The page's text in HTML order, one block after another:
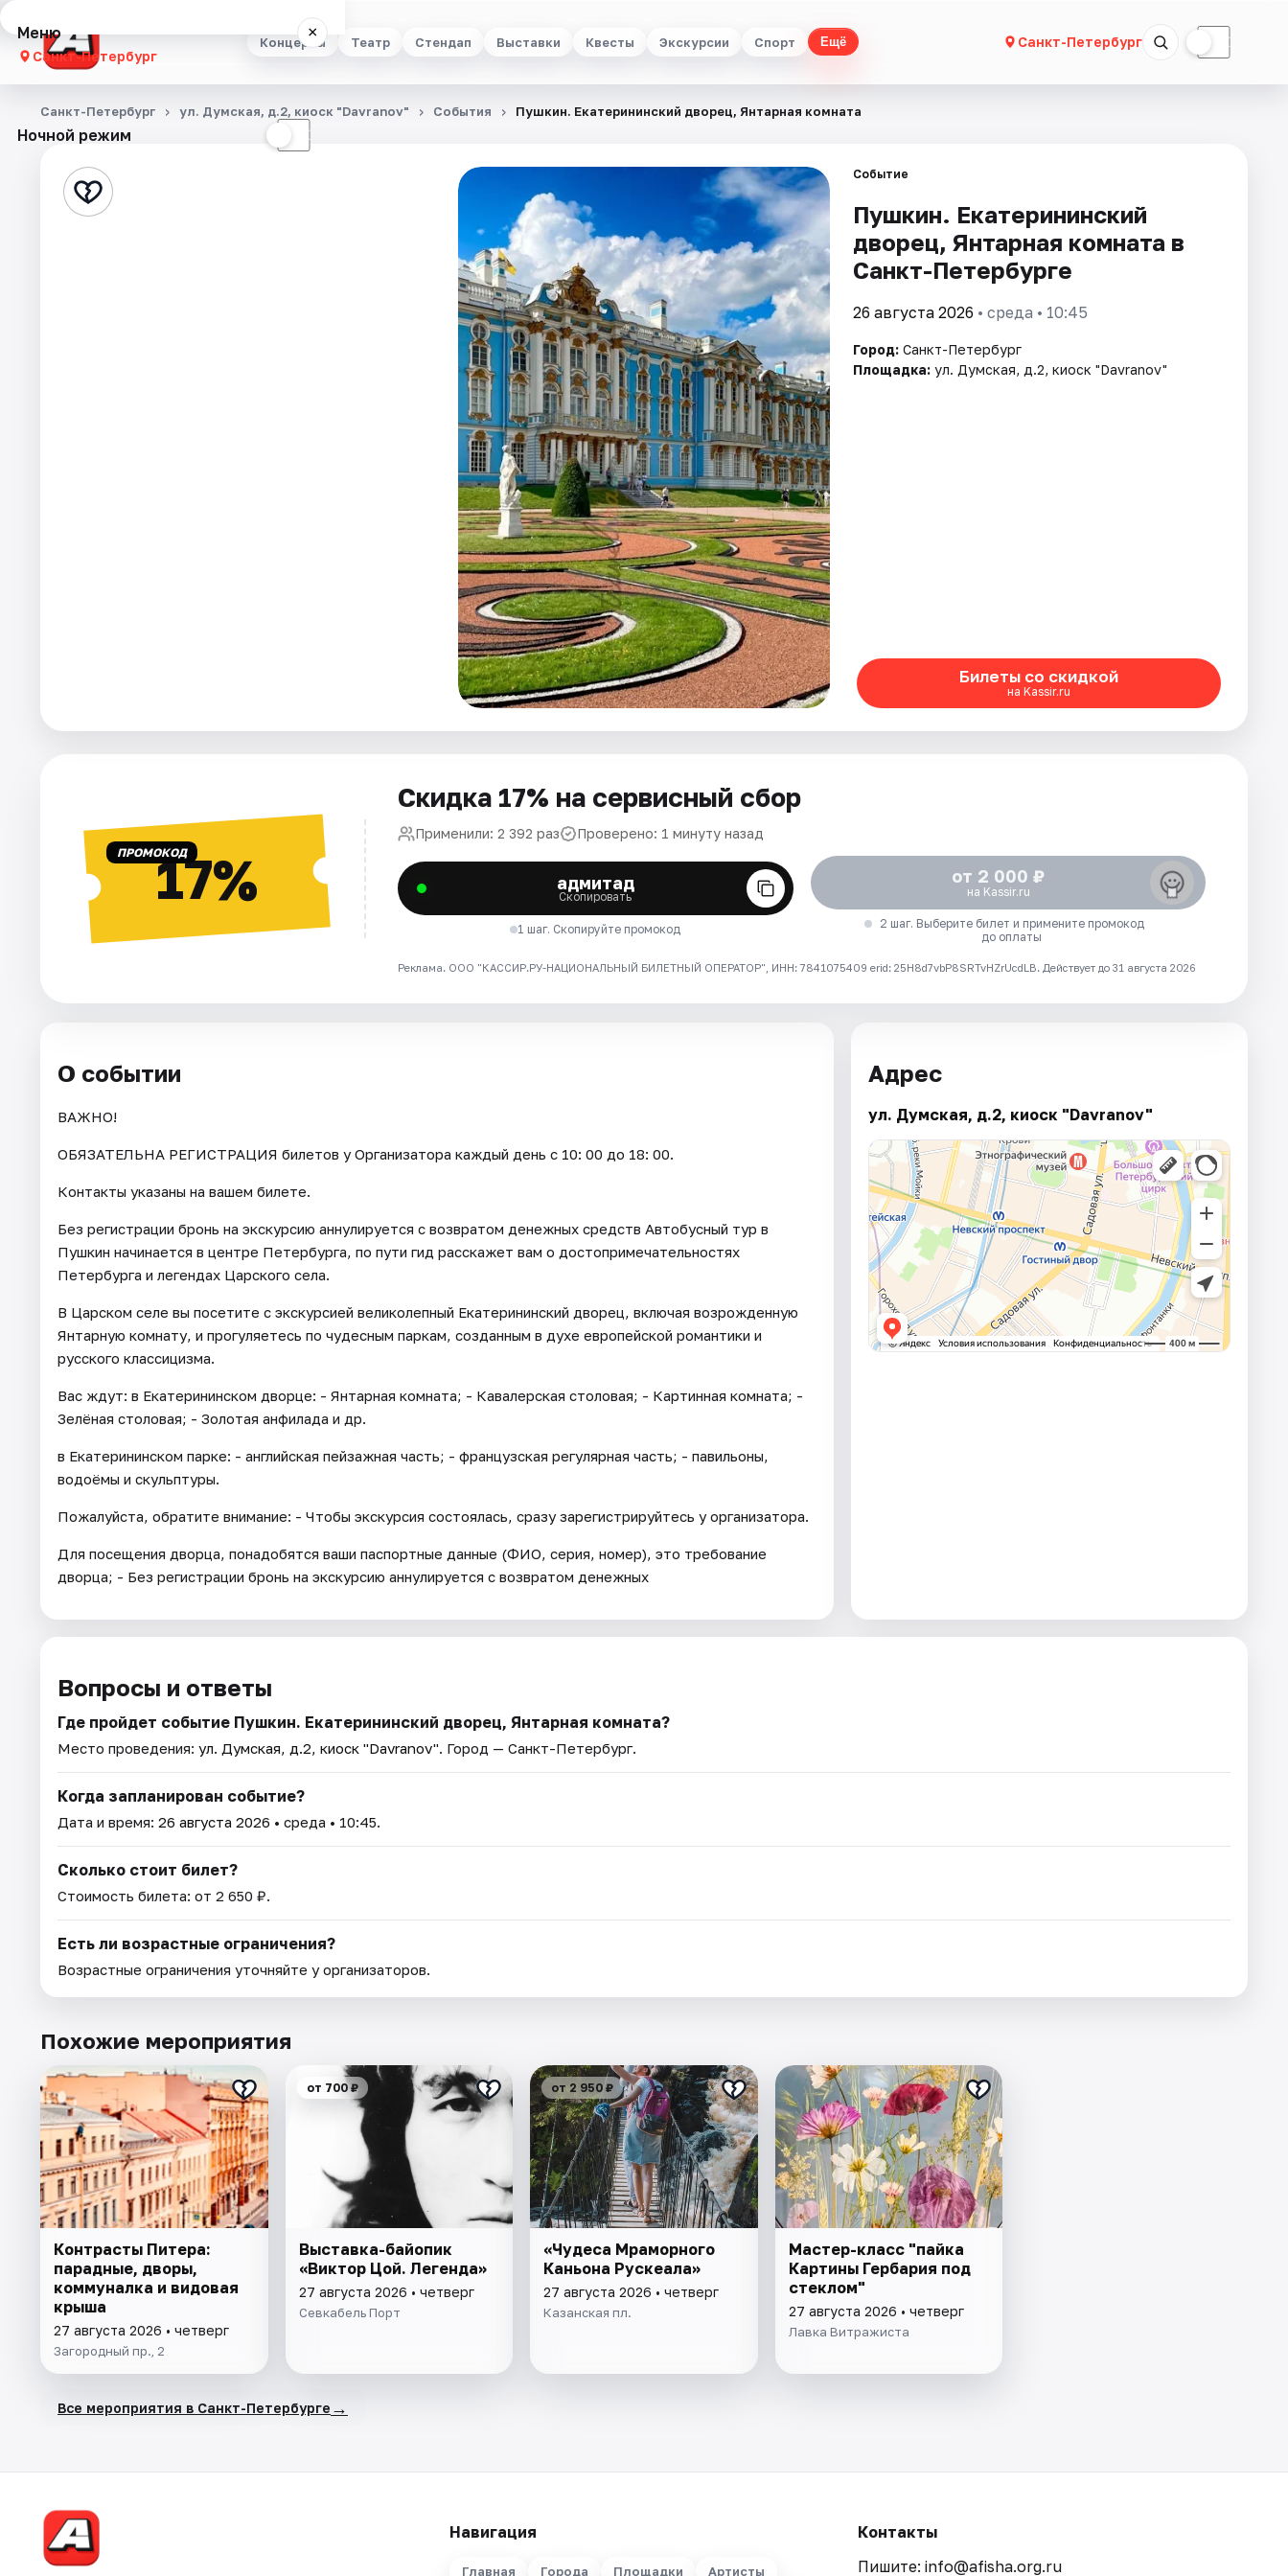
Концерты Театр Стендап Выставки Квесты Экскурсии Спорт Ещё Санкт-Петербург ☾
Меню ×
Санкт-Петербург
Концерты
Стендап
Ночной режим ☾
Санкт-Петербург ул. Думская, д.2, киоск "Davranov" События Пушкин. Екатерининский дворец, Янтарная комната
Событие
Пушкин. Екатерининский
дворец, Янтарная комната в
Санкт-Петербурге
26 августа 2026 • среда • 10:45
Город: Санкт-Петербург
Площадка: ул. Думская, д.2, киоск "Davranov"
Билеты со скидкой
на Kassir.ru
ПРОМОКОД17%
Скидка 17% на сервисный сбор
Применили: 2 392 раз Проверено: 1 минуту назад
адмитад
Скопировать
1 шаг. Скопируйте промокод
от 2 000 ₽
на Kassir.ru
2 шаг. Выберите билет и примените промокод
до оплаты
Реклама. ООО "КАССИР.РУ-НАЦИОНАЛЬНЫЙ БИЛЕТНЫЙ ОПЕРАТОР", ИНН: 7841075409 erid: 25H8d7vbP8SRTvHZrUcdLB. Действует до 31 августа 2026
О событии
ВАЖНО!
ОБЯЗАТЕЛЬНА РЕГИСТРАЦИЯ билетов у Организатора каждый день c 10: 00 до 18: 00.
Контакты указаны на вашем билете.
Без регистрации бронь на экскурсию аннулируется с возвратом денежных средств Автобусный тур в
Пушкин начинается в центре Петербурга, по пути гид расскажет вам о достопримечательностях
Петербурга и легендах Царского села.
В Царском селе вы посетите с экскурсией великолепный Екатерининский дворец, включая возрожденную
Янтарную комнату, и прогуляетесь по чудесным паркам, созданным в духе европейской романтики и
русского классицизма.
Вас ждут: в Екатерининском дворце: - Янтарная комната; - Кавалерская столовая; - Картинная комната; -
Зелёная столовая; - Золотая анфилада и др.
в Екатерининском парке: - английская пейзажная часть; - французская регулярная часть; - павильоны,
водоёмы и скульптуры.
Пожалуйста, обратите внимание: - Чтобы экскурсия состоялась, сразу зарегистрируйтесь у организатора.
Для посещения дворца, понадобятся ваши паспортные данные (ФИО, серия, номер), это требование
дворца; - Без регистрации бронь на экскурсию аннулируется с возвратом денежных
Адрес
ул. Думская, д.2, киоск "Davranov"
Вопросы и ответы
Где пройдет событие Пушкин. Екатерининский дворец, Янтарная комната?
Место проведения: ул. Думская, д.2, киоск "Davranov". Город — Санкт-Петербург.
Когда запланирован событие?
Дата и время: 26 августа 2026 • среда • 10:45.
Сколько стоит билет?
Стоимость билета: от 2 650 ₽.
Есть ли возрастные ограничения?
Возрастные ограничения уточняйте у организаторов.
Похожие мероприятия
Контрасты Питера:
парадные, дворы,
коммуналка и видовая
крыша
27 августа 2026 • четверг
Загородный пр., 2
от 700 ₽
Выставка-байопик
«Виктор Цой. Легенда»
27 августа 2026 • четверг
Севкабель Порт
от 2 950 ₽
«Чудеса Мраморного
Каньона Рускеала»
27 августа 2026 • четверг
Казанская пл.
Мастер-класс "пайка
Картины Гербария под
стеклом"
27 августа 2026 • четверг
Лавка Витражиста
Все мероприятия в Санкт-Петербурге →
Навигация
Главная Города Площадки Артисты
Контакты
Пишите: info@afisha.org.ru